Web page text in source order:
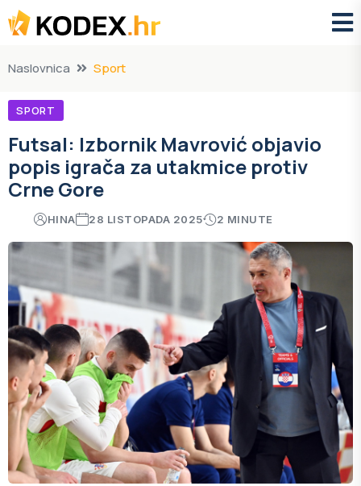
Naslovnica Sport
SPORT
Futsal: Izbornik Mavrović objavio
popis igrača za utakmice protiv
Crne Gore
HINA 28 LISTOPADA 2025 2 MINUTE